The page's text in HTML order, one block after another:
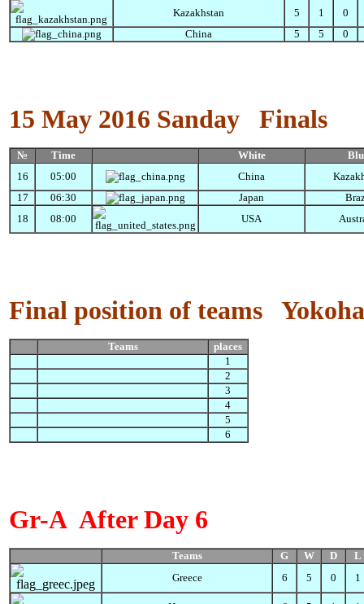
Kazakhstan 5 1
0
China
5 5 0
15 May 2016 Sanday Finals
№ Time White
16
05:00 China
17
06:30 Japan
18
08:00 USA
Final position of teams
Teams
places
1
2
3
4
5
6
Gr-A After Day 6
Teams G W D
L
Greece
6 5 0 1